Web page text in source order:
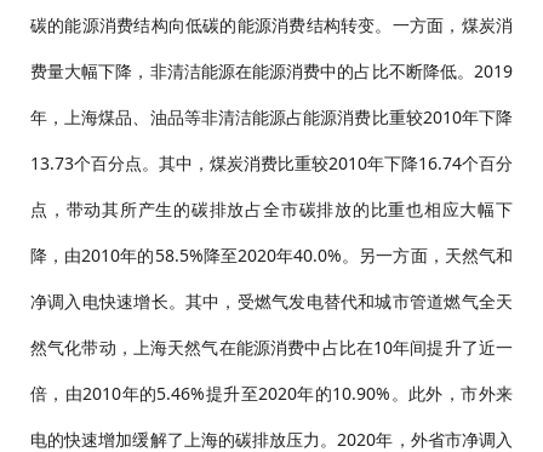
碳的能源消费结构向低碳的能源消费结构转变。一方面，煤炭消
费量大幅下降，非清洁能源在能源消费中的占比不断降低。2019
年，上海煤品、油品等非清洁能源占能源消费比重较2010年下降
13.73个百分点。其中，煤炭消费比重较2010年下降16.74个百分
点，带动其所产生的碳排放占全市碳排放的比重也相应大幅下
降，由2010年的58.5%降至2020年40.0%。另一方面，天然气和
净调入电快速增长。其中，受燃气发电替代和城市管道燃气全天
然气化带动，上海天然气在能源消费中占比在10年间提升了近一
倍，由2010年的5.46%提升至2020年的10.90%。此外，市外来
电的快速增加缓解了上海的碳排放压力。2020年，外省市净调入